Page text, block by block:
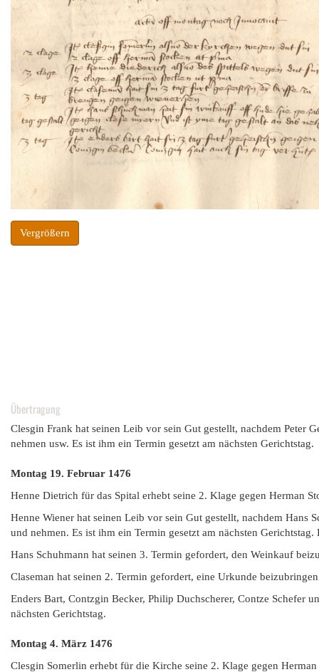
Vergrößern
Übertragung
Clesgin Frank hat seinen Leib vor sein Gut gestellt, nachdem Peter
nehmen usw. Es ist ihm ein Termin gesetzt am nächsten Gerichtstag.
Montag 19. Februar 1476
Henne Dietrich für das Spital erhebt seine 2. Klage gegen Herman
Henne Wiener hat seinen Leib vor sein Gut gestellt, nachdem
und nehmen. Es ist ihm ein Termin gesetzt am nächsten Gerichtstag.
Hans Schuhmann hat seinen 3. Termin gefordert, den Weinkauf
Claseman hat seinen 2. Termin gefordert, eine Urkunde
Enders Bart, Contzgin Becker, Philip Duchscherer, Contze Schefer
nächsten Gerichtstag.
Montag 4. März 1476
Clesgin Somerlin erhebt für die Kirche seine 2. Klage gegen Herman